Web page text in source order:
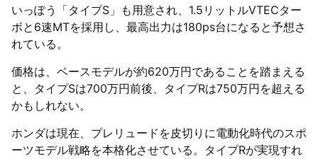
いっぽう「タイプS」も用意され、1.5リットルVTECター
ボと6速MTを採用し、最高出力は180ps台になると予想さ
れている。
価格は、ベースモデルが約620万円であることを踏まえる
と、タイプSは700万円前後、タイプRは750万円を超える
かもしれない。
ホンダは現在、プレリュードを皮切りに電動化時代のスポ
ーツモデル戦略を本格化させている。タイプRが実現すれ